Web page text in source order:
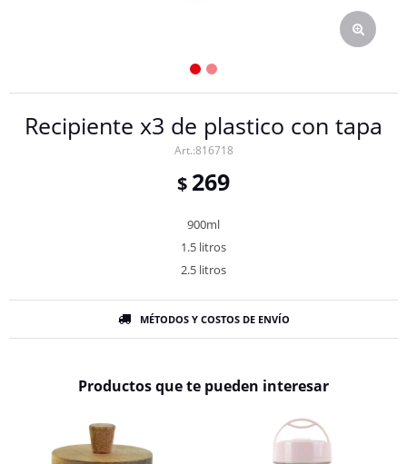
Recipiente x3 de plastico con tapa
816718
$ 269
900ml
1.5 litros
2.5 litros
MÉTODOS Y COSTOS DE ENVÍO
Productos que te pueden interesar